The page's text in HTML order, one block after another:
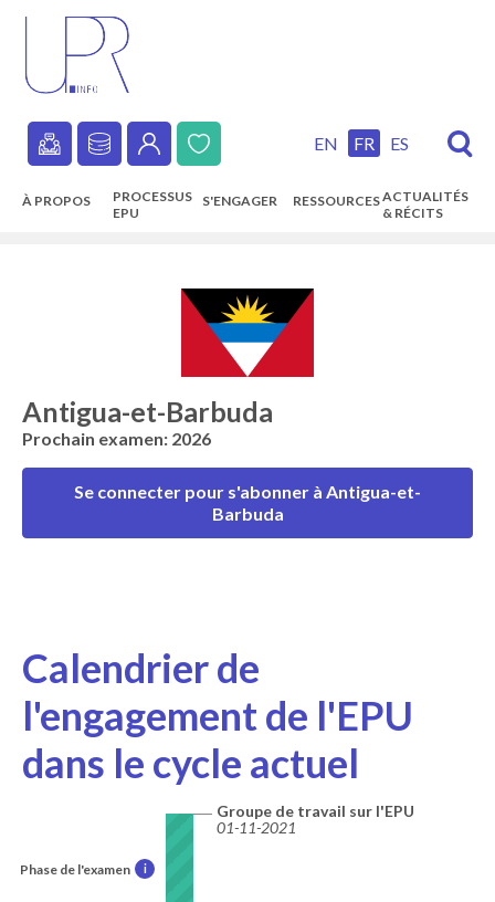
content
Secondary
navigation
EN FR ES
À PROPOS
PROCESSUS
EPU
S'ENGAGER RESSOURCESACTUALITÉS
& RÉCITS
Antigua-et-Barbuda
Prochain examen: 2026
Se connecter pour s'abonner à Antigua-et-
Barbuda
Calendrier de
l'engagement de l'EPU
dans le cycle actuel
Phase de l'examen i
Groupe de travail sur l'EPU
01-11-2021